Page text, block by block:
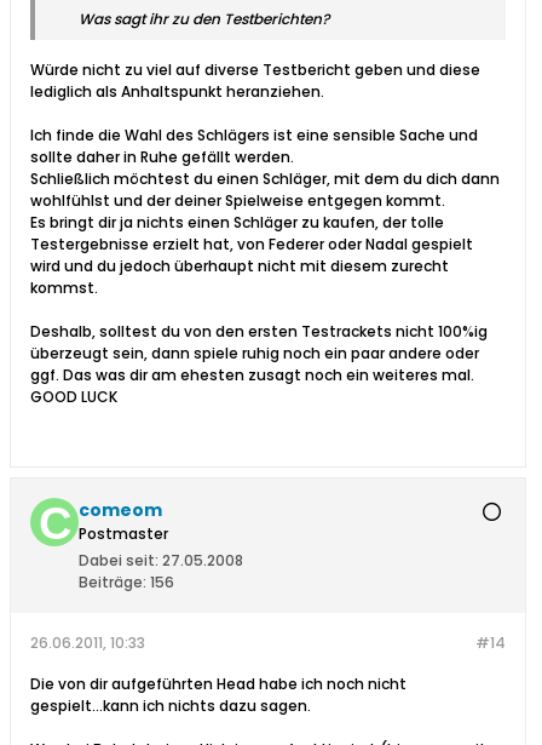
Was sagt ihr zu den Testberichten?
Würde nicht zu viel auf diverse Testbericht geben und diese
lediglich als Anhaltspunkt heranziehen.
Ich finde die Wahl des Schlägers ist eine sensible Sache und
sollte daher in Ruhe gefällt werden.
Schließlich möchtest du einen Schläger, mit dem du dich dann
wohlfühlst und der deiner Spielweise entgegen kommt.
Es bringt dir ja nichts einen Schläger zu kaufen, der tolle
Testergebnisse erzielt hat, von Federer oder Nadal gespielt
wird und du jedoch überhaupt nicht mit diesem zurecht
kommst.
Deshalb, solltest du von den ersten Testrackets nicht 100%ig
überzeugt sein, dann spiele ruhig noch ein paar andere oder
ggf. Das was dir am ehesten zusagt noch ein weiteres mal.
GOOD LUCK
comeom
Postmaster
Dabei seit: 27.05.2008
Beiträge: 156
#14
26.06.2011, 10:33
Die von dir aufgeführten Head habe ich noch nicht
gespielt...kann ich nichts dazu sagen.